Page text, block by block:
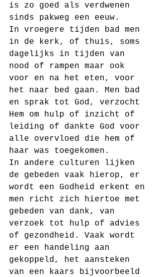
is zo goed als verdwenen
sinds pakweg een eeuw.
In vroegere tijden bad men
in de kerk, of thuis, soms
dagelijks in tijden van
nood of rampen maar ook
voor en na het eten, voor
het naar bed gaan. Men bad
en sprak tot God, verzocht
Hem om hulp of inzicht of
leiding of dankte God voor
alle overvloed die hem of
haar was toegekomen.
In andere culturen lijken
de gebeden vaak hierop, er
wordt een Godheid erkent en
men richt zich hiertoe met
gebeden van dank, van
verzoek tot hulp of advies
of gezondheid. Vaak wordt
er een handeling aan
gekoppeld, het aansteken
van een kaars bijvoorbeeld